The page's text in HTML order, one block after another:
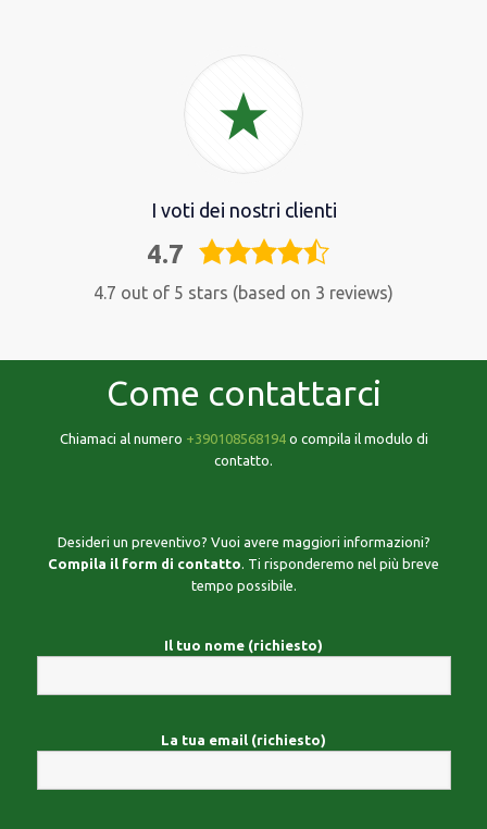
I voti dei nostri clienti
4.7
4,7
4.7 out of 5 stars (based on 3 reviews)
Come contattarci
Chiamaci al numero +390108568194o compila il modulo di
contatto.
Desideri un preventivo? Vuoi avere maggiori informazioni?
Compila il form di contatto. Ti risponderemo nel più breve
tempo possibile.
Il tuo nome (richiesto)
La tua email (richiesto)